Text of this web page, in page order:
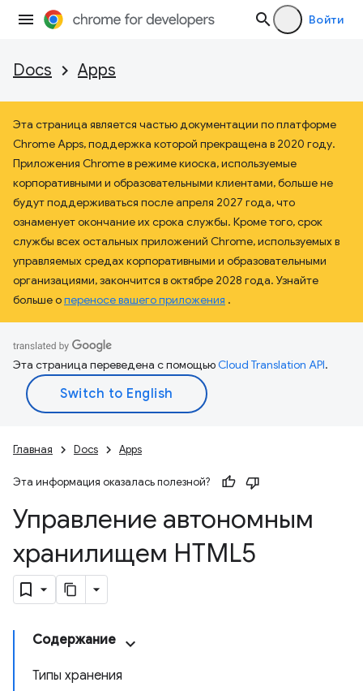
Войти
Docs Apps
Эта страница является частью документации по платформе
Chrome Apps, поддержка которой прекращена в 2020 году.
Приложения Chrome в режиме киоска, используемые
корпоративными и образовательными клиентами, больше не
будут поддерживаться после апреля 2027 года, что
ознаменует окончание их срока службы. Кроме того, срок
службы всех остальных приложений Chrome, используемых в
управляемых средах корпоративными и образовательными
организациями, закончится в октябре 2028 года. Узнайте
больше опереносе вашего приложения .
Эта страница переведена с помощьюCloud Translation API.
Главная Docs Apps
Эта информация оказалась полезной?
Управление автономным
хранилищем HTML5
Содержание
Типы хранения